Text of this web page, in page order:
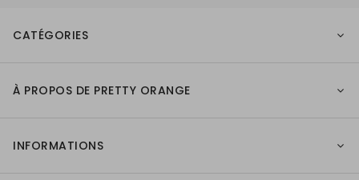
CATÉGORIES
À PROPOS DE PRETTY ORANGE
INFORMATIONS